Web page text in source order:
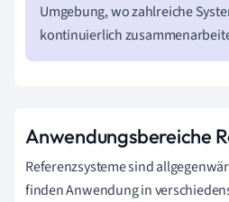
Umgebung, wo zahlreiche
kontinuierlich
Anwendungsbereiche
Referenzsysteme sind
finden Anwendung in